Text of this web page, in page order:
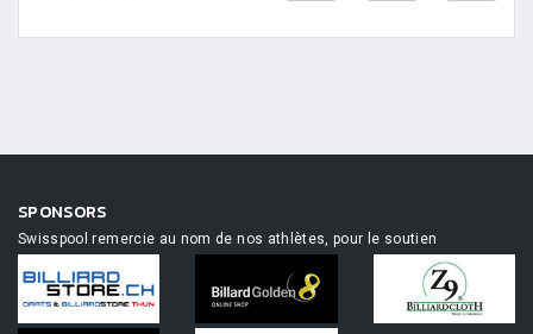
SPONSORS
Swisspool remercie au nom de nos athlètes, pour le soutien